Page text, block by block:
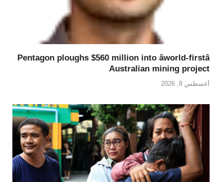
Pentagon ploughs $560 million into âworld-firstâ
Australian mining project
أغسطس 8, 2026